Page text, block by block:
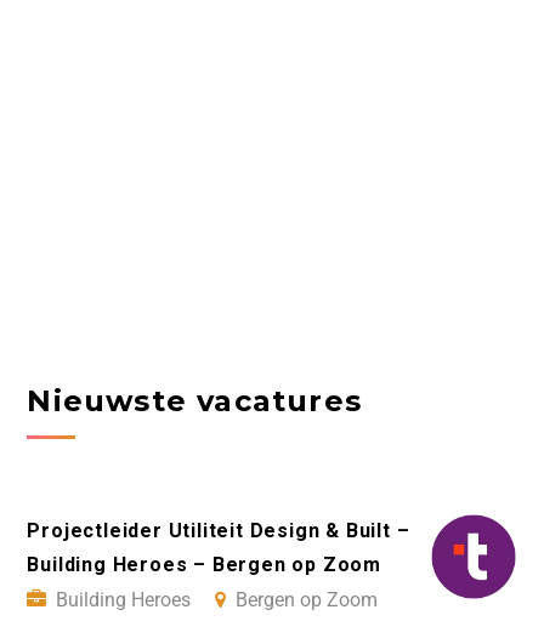
Nieuwste vacatures
Projectleider Utiliteit Design & Built –
Building Heroes – Bergen op Zoom
Building Heroes
Bergen op Zoom